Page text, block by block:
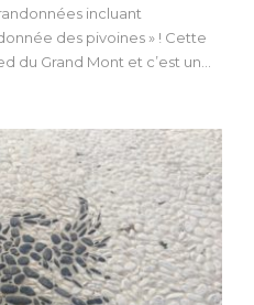
incluant
des pivoines » ! Cette
Grand Mont et c’est un...